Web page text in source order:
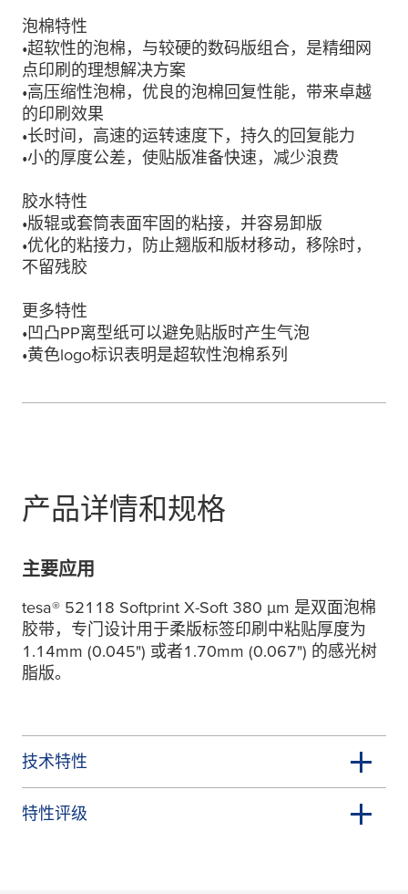
泡棉特性
•超软性的泡棉，与较硬的数码版组合，是精细网
点印刷的理想解决方案
•高压缩性泡棉，优良的泡棉回复性能，带来卓越
的印刷效果
•长时间，高速的运转速度下，持久的回复能力
•小的厚度公差，使贴版准备快速，减少浪费
胶水特性
•版辊或套筒表面牢固的粘接，并容易卸版
•优化的粘接力，防止翘版和版材移动，移除时，
不留残胶
更多特性
•凹凸PP离型纸可以避免贴版时产生气泡
•黄色logo标识表明是超软性泡棉系列
产品详情和规格
主要应用
tesa® 52118 Softprint X-Soft 380 µm 是双面泡棉
胶带，专门设计用于柔版标签印刷中粘贴厚度为
1.14mm (0.045") 或者1.70mm (0.067") 的感光树
脂版。
技术特性
特性评级